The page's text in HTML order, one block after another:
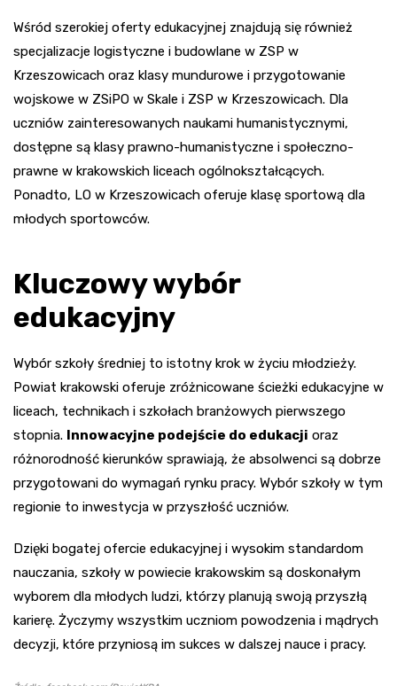
Wśród szerokiej oferty edukacyjnej znajdują się również
specjalizacje logistyczne i budowlane w ZSP w
Krzeszowicach oraz klasy mundurowe i przygotowanie
wojskowe w ZSiPO w Skale i ZSP w Krzeszowicach. Dla
uczniów zainteresowanych naukami humanistycznymi,
dostępne są klasy prawno-humanistyczne i społeczno-
prawne w krakowskich liceach ogólnokształcących.
Ponadto, LO w Krzeszowicach oferuje klasę sportową dla
młodych sportowców.
Kluczowy wybór
edukacyjny
Wybór szkoły średniej to istotny krok w życiu młodzieży.
Powiat krakowski oferuje zróżnicowane ścieżki edukacyjne w
liceach, technikach i szkołach branżowych pierwszego
stopnia. Innowacyjne podejście do edukacji oraz
różnorodność kierunków sprawiają, że absolwenci są dobrze
przygotowani do wymagań rynku pracy. Wybór szkoły w tym
regionie to inwestycja w przyszłość uczniów.
Dzięki bogatej ofercie edukacyjnej i wysokim standardom
nauczania, szkoły w powiecie krakowskim są doskonałym
wyborem dla młodych ludzi, którzy planują swoją przyszłą
karierę. Życzymy wszystkim uczniom powodzenia i mądrych
decyzji, które przyniosą im sukces w dalszej nauce i pracy.